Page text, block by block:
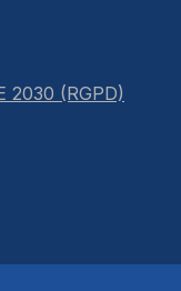
2030 (RGPD)